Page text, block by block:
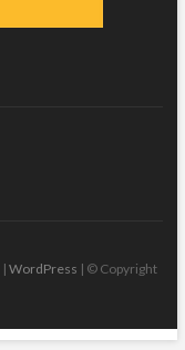
| WordPress | © Copyright